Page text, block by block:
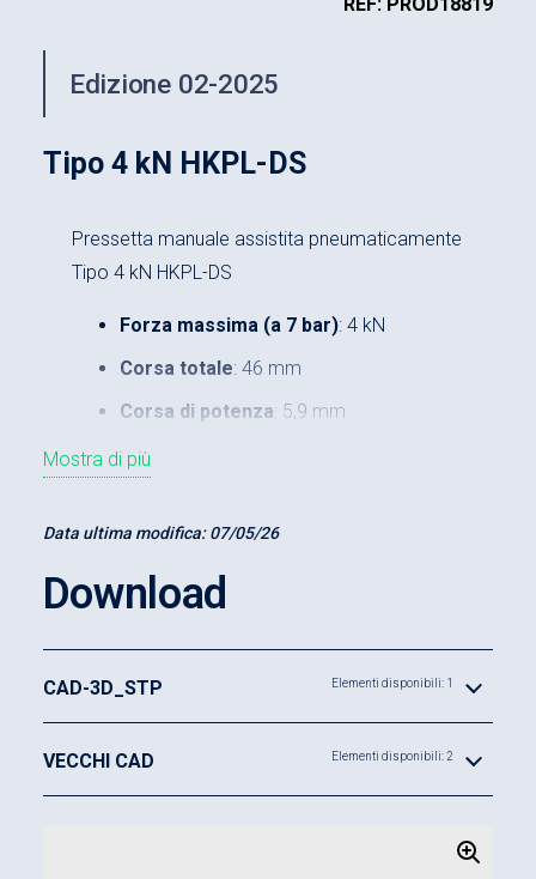
Edizione 02-2025
Tipo 4 kN HKPL-DS
Pressetta manuale assistita pneumaticamente
Tipo 4 kN HKPL-DS
Forza massima (a 7 bar): 4 kN
Corsa totale: 46 mm
Corsa di potenza: 5,9 mm
Sbalzo
Mostra di più
Data ultima modifica:07/05/26
Download
CAD-3D_STP Elementi disponibili: 1
VECCHI CAD Elementi disponibili: 2